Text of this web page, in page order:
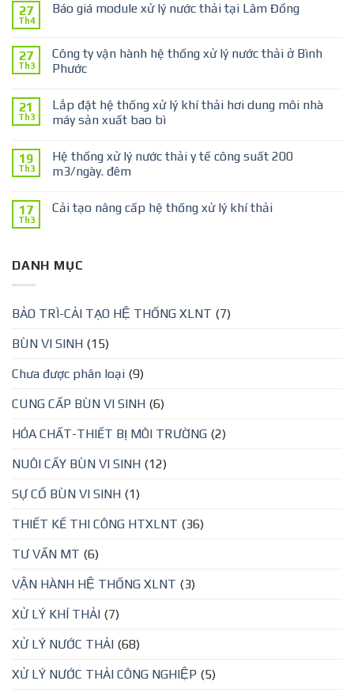
27
Th4
Báo giá module xử lý nước thải tại Lâm Đồng
27
Th3
Công ty vận hành hệ thống xử lý nước thải ở Bình
Phước
21
Th3
Lắp đặt hệ thống xử lý khí thải hơi dung môi nhà
máy sản xuất bao bì
19
Th3
Hệ thống xử lý nước thải y tế công suất 200
m3/ngày. đêm
17
Th3
Cải tạo nâng cấp hệ thống xử lý khí thải
DANH MỤC
BẢO TRÌ-CẢI TẠO HỆ THỐNG XLNT (7)
BÙN VI SINH (15)
Chưa được phân loại (9)
CUNG CẤP BÙN VI SINH (6)
HÓA CHẤT-THIẾT BỊ MÔI TRƯỜNG (2)
NUÔI CẤY BÙN VI SINH (12)
SỰ CỐ BÙN VI SINH (1)
THIẾT KẾ THI CÔNG HTXLNT (36)
TƯ VẤN MT (6)
VẬN HÀNH HỆ THỐNG XLNT (3)
XỬ LÝ KHÍ THẢI (7)
XỬ LÝ NƯỚC THẢI (68)
XỬ LÝ NƯỚC THẢI CÔNG NGHIỆP (5)